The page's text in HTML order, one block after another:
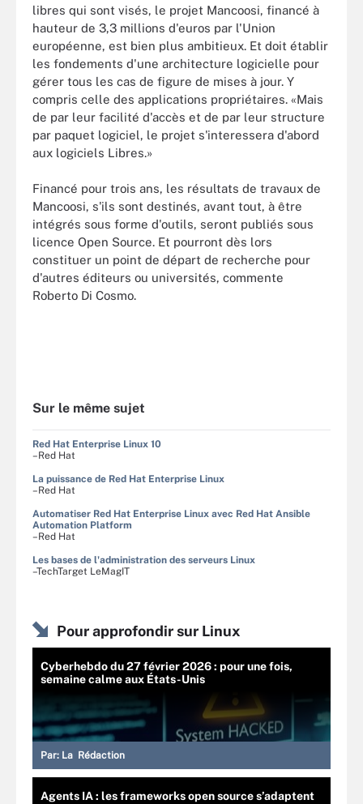
libres qui sont visés, le projet Mancoosi, financé à
hauteur de 3,3 millions d'euros par l'Union
européenne, est bien plus ambitieux. Et doit établir
les fondements d'une architecture logicielle pour
gérer tous les cas de figure de mises à jour. Y
compris celle des applications propriétaires. «Mais
de par leur facilité d'accès et de par leur structure
par paquet logiciel, le projet s'interessera d'abord
aux logiciels Libres.»
Financé pour trois ans, les résultats de travaux de
Mancoosi, s'ils sont destinés, avant tout, à être
intégrés sous forme d'outils, seront publiés sous
licence Open Source. Et pourront dès lors
constituer un point de départ de recherche pour
d'autres éditeurs ou universités, commente
Roberto Di Cosmo.
Sur le même sujet
Red Hat Enterprise Linux 10
–Red Hat
La puissance de Red Hat Enterprise Linux
–Red Hat
Automatiser Red Hat Enterprise Linux avec Red Hat Ansible
Automation Platform
–Red Hat
Les bases de l'administration des serveurs Linux
–TechTarget LeMagIT
Pour approfondir sur Linux
Cyberhebdo du 27 février 2026 : pour une fois,
semaine calme aux États-Unis
Par: La Rédaction
Agents IA : les frameworks open source s’adaptent